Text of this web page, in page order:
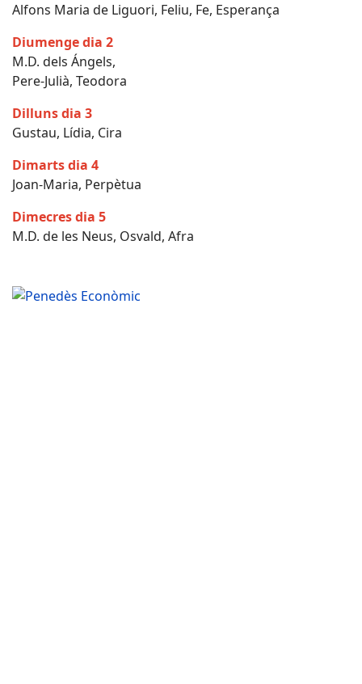
Alfons Maria de Liguori, Feliu, Fe, Esperança
Diumenge dia 2
M.D. dels Ángels,
Pere-Julià, Teodora
Dilluns dia 3
Gustau, Lídia, Cira
Dimarts dia 4
Joan-Maria, Perpètua
Dimecres dia 5
M.D. de les Neus, Osvald, Afra